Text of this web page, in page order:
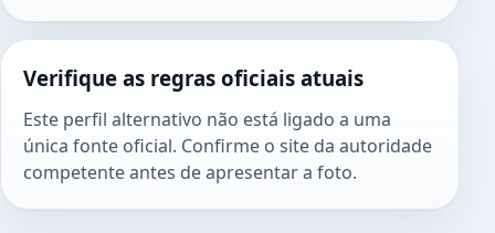
Verifique as regras oficiais atuais
Este perfil alternativo não está ligado a uma
única fonte oficial. Confirme o site da autoridade
competente antes de apresentar a foto.